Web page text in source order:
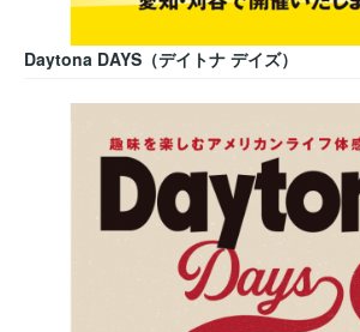
Daytona DAYS（デイトナ デイズ）